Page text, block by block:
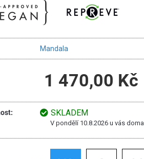
Mandala
1 470,00 Kč
SKLADEM
V pondělí 10.8.2026 u vás doma